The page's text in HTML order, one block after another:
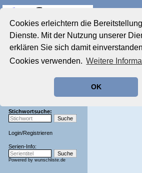
Cookies erleichtern die
Dienste. Mit der Nutzung unserer
erklären Sie sich damit
Cookies verwenden. Weitere
OK
Startseite
Aktuelles Forum
Film-Forum
Zeichentrick-Forum
Stichwortsuche:
Login/Registrieren
Serien-Info:
Powered by wunschliste.de